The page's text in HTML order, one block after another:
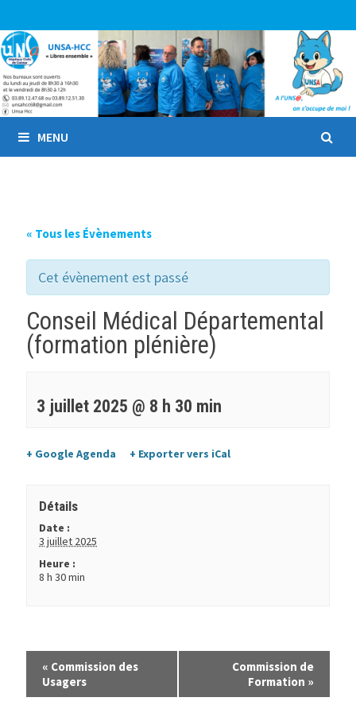
au
contenu
MENU
« Tous les Évènements
Cet évènement est passé
Conseil Médical Départemental
(formation plénière)
3 juillet 2025 @ 8 h 30 min
+ Google Agenda + Exporter vers iCal
Détails
Date :
3 juillet 2025
Heure :
8 h 30 min
« Commission des
Usagers
Commission de
Formation »